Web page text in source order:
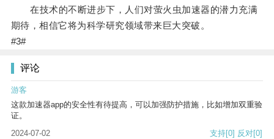
在技术的不断进步下，人们对萤火虫加速器的潜力充满
期待，相信它将为科学研究领域带来巨大突破。
#3#
评论
游客
这款加速器app的安全性有待提高，可以加强防护措施，比如增加双重验
证。
2024-07-02
支持[0] 反对[0]